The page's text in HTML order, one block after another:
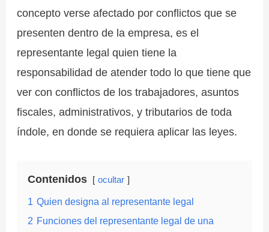
concepto verse afectado por conflictos que se
presenten dentro de la empresa, es el
representante legal quien tiene la
responsabilidad de atender todo lo que tiene que
ver con conflictos de los trabajadores, asuntos
fiscales, administrativos, y tributarios de toda
índole, en donde se requiera aplicar las leyes.
Contenidos ocultar
1 Quien designa al representante legal
2 Funciones del representante legal de una